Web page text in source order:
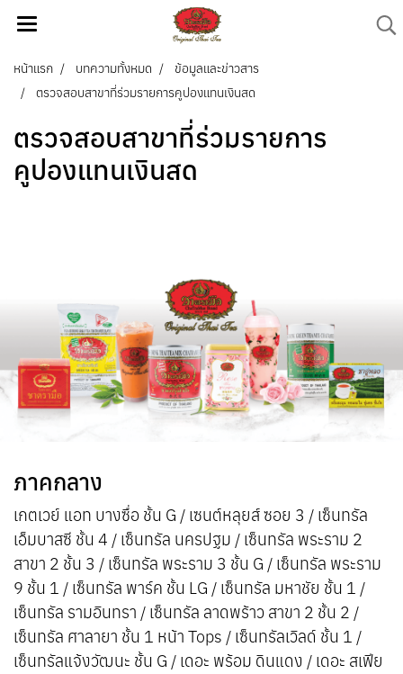
หน้าแรก บทความทั้งหมด
ข้อมูลและข่าวสาร
ตรวจสอบสาขาที่ร่วมรายการคูปองแทนเงินสด
ตรวจสอบสาขาที่ร่วมรายการ
คูปองแทนเงินสด
ภาคกลาง
เกตเวย์ แอท บางซื่อ ชั้น G / เซนต์หลุยส์ ซอย 3 / เซ็นทรัล
เอ็มบาสซี ชั้น 4 / เซ็นทรัล นครปฐม / เซ็นทรัล พระราม 2
สาขา 2 ชั้น 3 / เซ็นทรัล พระราม 3 ชั้น G / เซ็นทรัล พระราม
9 ชั้น 1 / เซ็นทรัล พาร์ค ชั้น LG / เซ็นทรัล มหาชัย ชั้น 1 /
เซ็นทรัล รามอินทรา / เซ็นทรัล ลาดพร้าว สาขา 2 ชั้น 2 /
เซ็นทรัล ศาลายา ชั้น 1 หน้า Tops / เซ็นทรัลเวิลด์ ชั้น 1 /
เซ็นทรัลแจ้งวัฒนะ ชั้น G / เดอะ พร้อม ดินแดง / เดอะ สเฟีย